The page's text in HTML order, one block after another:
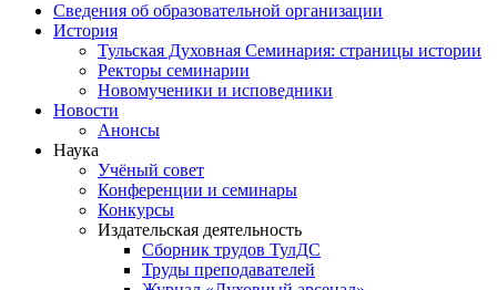
Сведения об образовательной организации
История
Тульская Духовная Семинария: страницы истории
Ректоры семинарии
Новомученики и исповедники
Новости
Анонсы
Наука
Учёный совет
Конференции и семинары
Конкурсы
Издательская деятельность
Сборник трудов ТулДС
Труды преподавателей